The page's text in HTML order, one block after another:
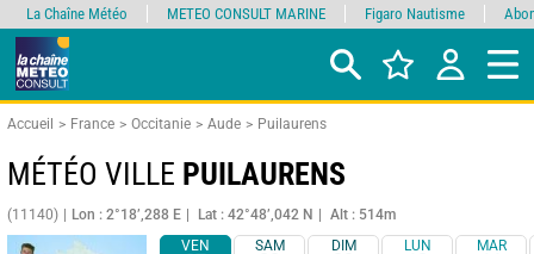
Accueil France Occitanie Aude Puilaurens
MÉTÉO VILLE PUILAURENS
(11140) Lon : 2°18’,288 E Lat : 42°48’,042 N Alt : 514m
VEN SAM DIM LUN MAR
La Chaîne Météo METEO CONSULT MARINE Figaro Nautisme